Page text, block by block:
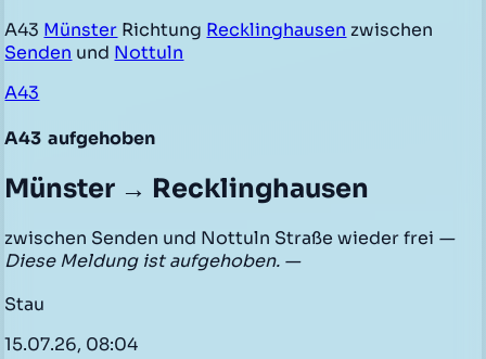
A43 Münster Richtung Recklinghausen zwischen
Senden und Nottuln
A43
A43 aufgehoben
Münster → Recklinghausen
zwischen Senden und Nottuln Straße wieder frei —
Diese Meldung ist aufgehoben. —
Stau
15.07.26, 08:04